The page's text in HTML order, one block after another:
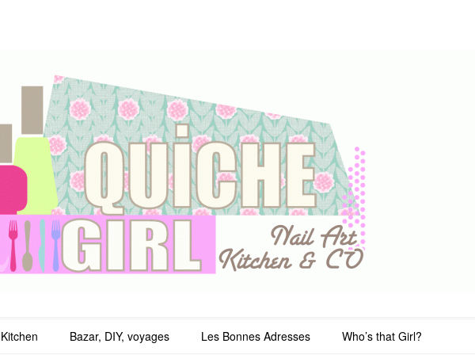
Kitchen Bazar, DIY, voyages Les Bonnes Adresses Who’s that Girl?